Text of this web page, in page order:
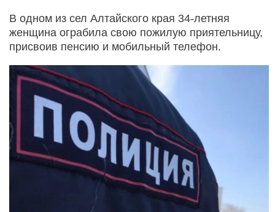
В одном из сел Алтайского края 34-летняя
женщина ограбила свою пожилую приятельницу,
присвоив пенсию и мобильный телефон.